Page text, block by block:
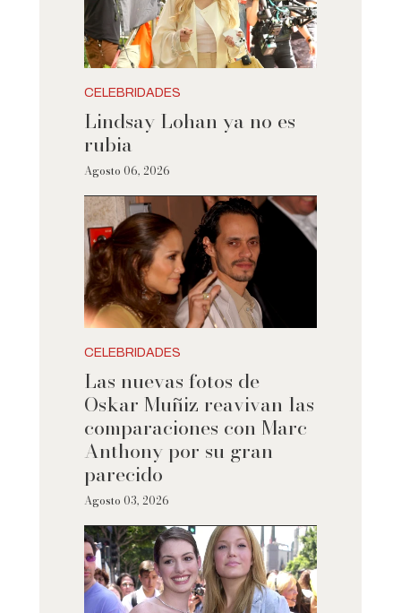
CELEBRIDADES
Lindsay Lohan ya no es
rubia
Agosto 06, 2026
CELEBRIDADES
Las nuevas fotos de
Oskar Muñiz reavivan las
comparaciones con Marc
Anthony por su gran
parecido
Agosto 03, 2026